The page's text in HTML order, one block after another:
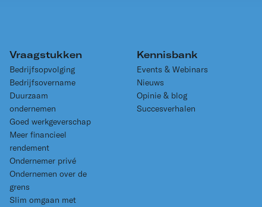
Vraagstukken
Bedrijfsopvolging
Bedrijfsovername
Duurzaam
ondernemen
Goed werkgeverschap
Meer financieel
rendement
Ondernemer privé
Ondernemen over de
grens
Slim omgaan met
Kennisbank
Events & Webinars
Nieuws
Opinie & blog
Succesverhalen